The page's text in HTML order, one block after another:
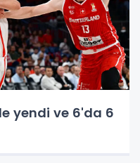
yendi ve 6'da 6